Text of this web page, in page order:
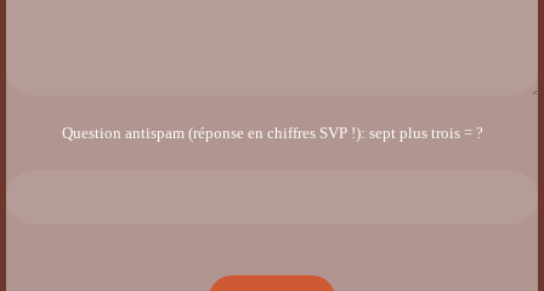
Question antispam (réponse en chiffres SVP !): sept plus trois = ?